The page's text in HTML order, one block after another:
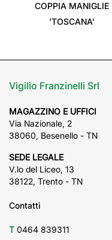
COPPIA MANIGLIE
'TOSCANA'
Vigilio Franzinelli Srl
MAGAZZINO E UFFICI
Via Nazionale, 2
38060, Besenello - TN
SEDE LEGALE
V.lo del Liceo, 13
38122, Trento - TN
Contatti
T 0464 839311